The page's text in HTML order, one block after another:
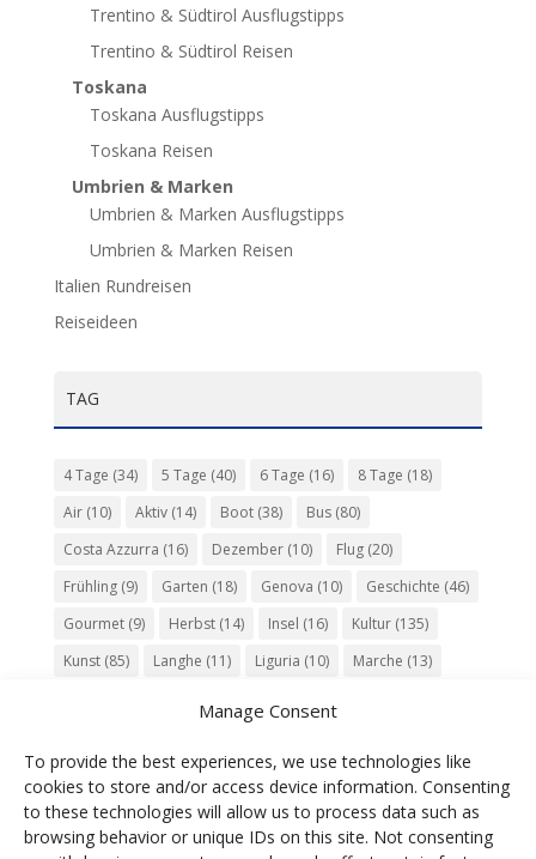
Manage Consent
To provide the best experiences, we use technologies like
cookies to store and/or access device information. Consenting
to these technologies will allow us to process data such as
browsing behavior or unique IDs on this site. Not consenting
Trentino & Südtirol Ausflugstipps
Trentino & Südtirol Reisen
Toskana
Toskana Ausflugstipps
Toskana Reisen
Umbrien & Marken
Umbrien & Marken Ausflugstipps
Umbrien & Marken Reisen
Italien Rundreisen
Reiseideen
TAG
4 Tage (34) 5 Tage (40) 6 Tage (16) 8 Tage (18)
Air(10) Aktiv(14) Boot(38) Bus(80)
Costa Azzurra (16) Dezember(10) Flug(20)
Frühling(9) Garten (18) Genova (10) Geschichte (46)
Gourmet(9) Herbst(14) Insel (16) Kultur(135)
Kunst(85) Langhe (11) Liguria (10) Marche (13)
Piemonte(15) Puglia(12) Religion(22) Roma(47)
Sardegna(20) September(9) Torino(12)
Tradition(26) Veneto(12) Verona(11) Wein(31)